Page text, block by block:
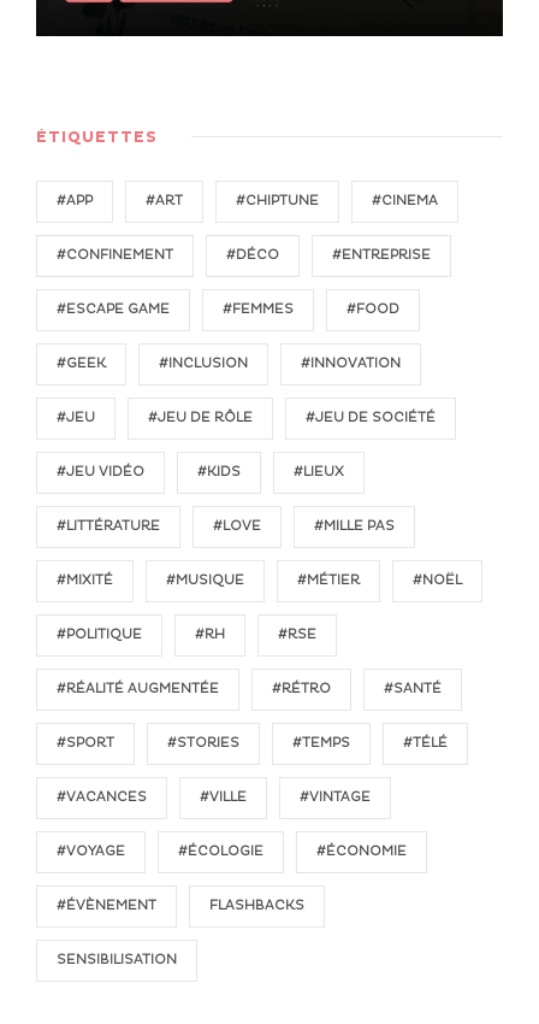
ÉTIQUETTES
#APP #ART #CHIPTUNE #CINEMA
#CONFINEMENT #DÉCO #ENTREPRISE
#ESCAPE GAME #FEMMES #FOOD
#GEEK #INCLUSION #INNOVATION
#JEU #JEU DE RÔLE #JEU DE SOCIÉTÉ
#JEU VIDÉO #KIDS #LIEUX
#LITTÉRATURE #LOVE #MILLE PAS
#MIXITÉ #MUSIQUE #MÉTIER #NOËL
#POLITIQUE #RH #RSE
#RÉALITÉ AUGMENTÉE #RÉTRO #SANTÉ
#SPORT #STORIES #TEMPS #TÉLÉ
#VACANCES #VILLE #VINTAGE
#VOYAGE #ÉCOLOGIE #ÉCONOMIE
#ÉVÈNEMENT FLASHBACKS
SENSIBILISATION